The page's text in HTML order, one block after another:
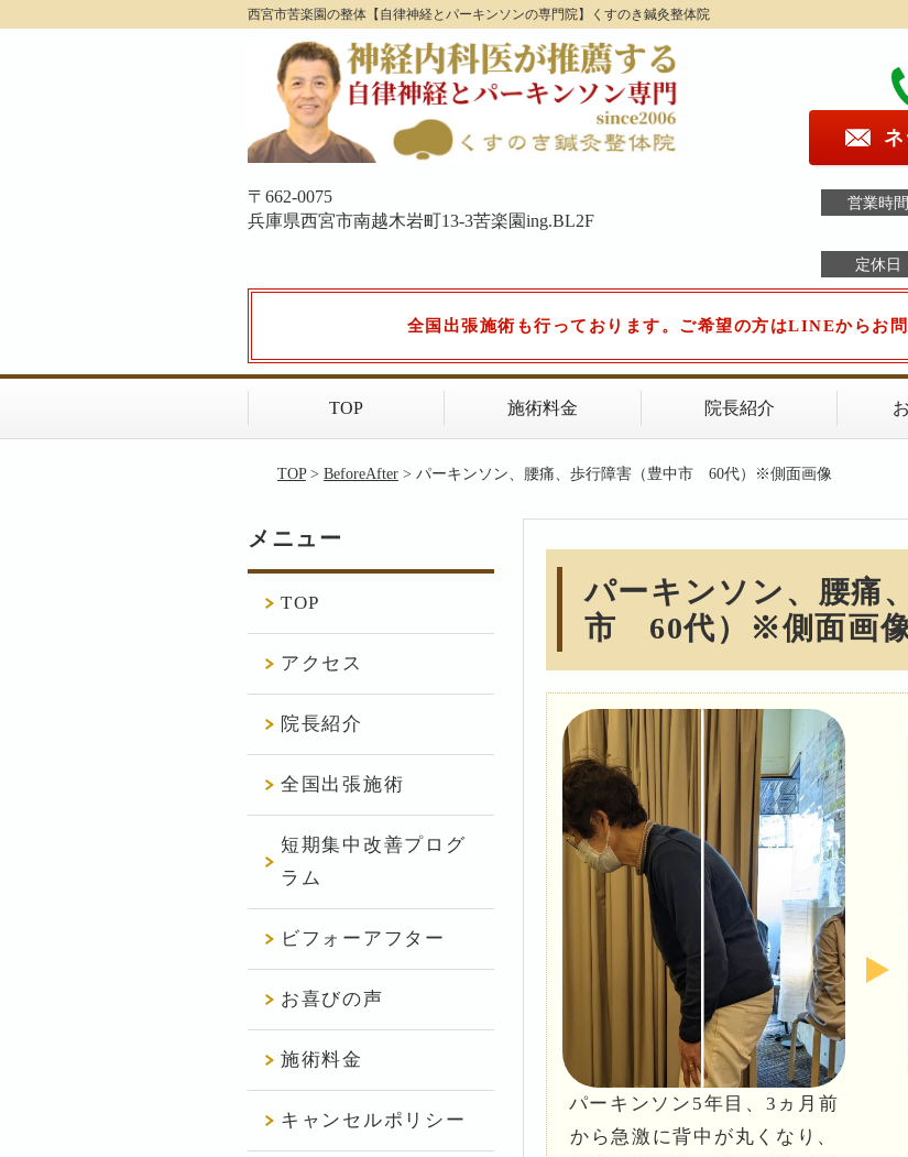
西宮市苦楽園の整体【自律神経とパーキンソンの専門院】くすのき鍼灸整体院
〒662-0075
兵庫県西宮市南越木岩町13-3苦楽園ing.BL2F
ネ
営業時間
定休日
全国出張施術も行っております。ご希望の方はLINEからお問
TOP 施術料金 院長紹介
TOP> BeforeAfter> パーキンソン、腰痛、歩行障害（豊中市 60代）※側面画像
パーキンソン、腰痛
市 60代）※側面画
パーキンソン5年目、3ヵ月前
から急激に背中が丸くなり、
メニュー
TOP
アクセス
院長紹介
全国出張施術
短期集中改善プログ
ラム
ビフォーアフター
お喜びの声
施術料金
キャンセルポリシー